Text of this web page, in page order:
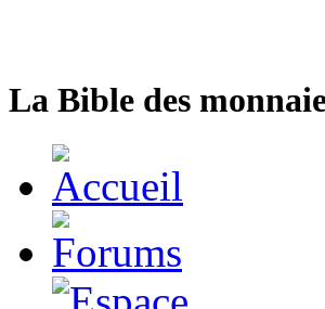
La Bible des